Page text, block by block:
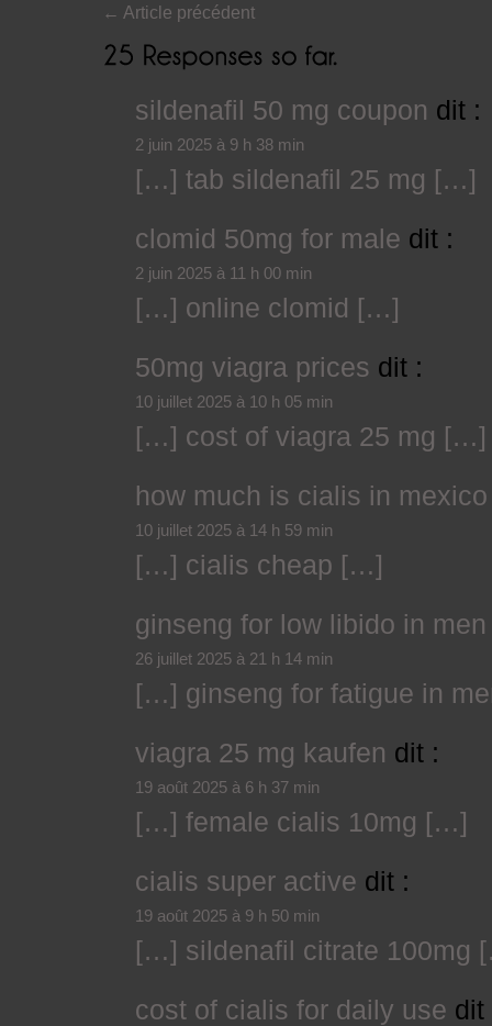
← Article précédent
sildenafil 50 mg coupon dit :
2 juin 2025 à 9 h 38 min
[…] tab sildenafil 25 mg […]
clomid 50mg for male dit :
2 juin 2025 à 11 h 00 min
[…] online clomid […]
50mg viagra prices dit :
10 juillet 2025 à 10 h 05 min
[…] cost of viagra 25 mg […]
how much is cialis in mexico
10 juillet 2025 à 14 h 59 min
[…] cialis cheap […]
ginseng for low libido in men
26 juillet 2025 à 21 h 14 min
[…] ginseng for fatigue in
viagra 25 mg kaufen dit :
19 août 2025 à 6 h 37 min
[…] female cialis 10mg […]
cialis super active dit :
19 août 2025 à 9 h 50 min
[…] sildenafil citrate 100mg
cost of cialis for daily use dit